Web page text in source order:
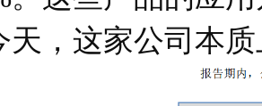
天，这家公司本